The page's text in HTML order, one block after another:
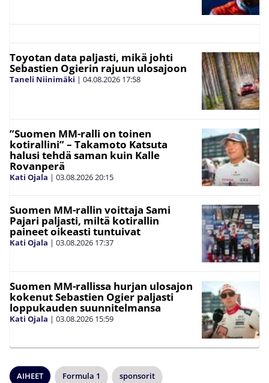
Toyotan data paljasti, mikä johti
Sebastien Ogierin rajuun ulosajoon
Taneli Niinimäki | 04.08.2026 17:58
”Suomen MM-ralli on toinen
kotirallini” – Takamoto Katsuta
halusi tehdä saman kuin Kalle
Rovanperä
Kati Ojala | 03.08.202620:15
Suomen MM-rallin voittaja Sami
Pajari paljasti, miltä kotirallin
paineet oikeasti tuntuivat
Kati Ojala | 03.08.2026 17:37
Suomen MM-rallissa hurjan ulosajon
kokenut Sebastien Ogier paljasti
loppukauden suunnitelmansa
Kati Ojala | 03.08.2026 15:59
AIHEET Formula 1 sponsorit